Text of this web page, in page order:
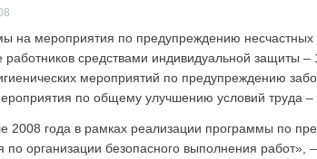
на мероприятия по предупреждению
работников средствами индивидуальной защиты
мероприятий по предупреждению
по общему улучшению условий труда –
2008 года в рамках реализации программы по
по организации безопасного выполнения работ»,